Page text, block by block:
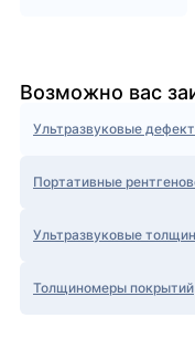
Возможно вас
Ультразвуковые
Портативные
Ультразвуковые
Толщиномеры покрытий